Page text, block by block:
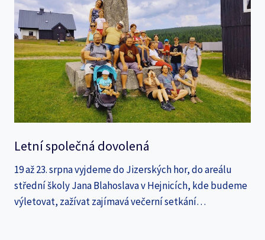
Letní společná dovolená
19 až 23. srpna vyjdeme do Jizerských hor, do areálu
střední školy Jana Blahoslava v Hejnicích, kde budeme
výletovat, zažívat zajímavá večerní setkání…